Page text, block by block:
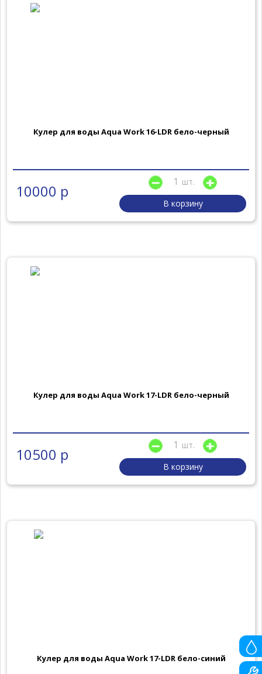
Кулер для воды Aqua Work 16-LDR бело-черный
10000 р
шт.
В корзину
Кулер для воды Aqua Work 17-LDR бело-черный
10500 р
шт.
В корзину
Кулер для воды Aqua Work 17-LDR бело-синий